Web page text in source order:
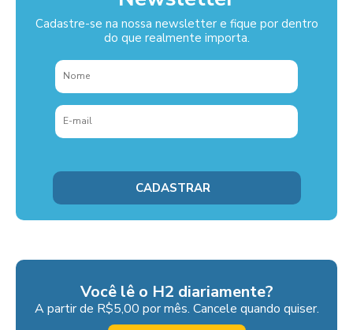
Cadastre-se na nossa newsletter e fique por dentro
do que realmente importa.
Você lê o H2 diariamente?
A partir de R$5,00 por mês. Cancele quando quiser.